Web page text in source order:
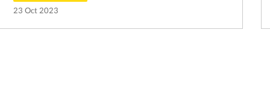
23 Oct 2023